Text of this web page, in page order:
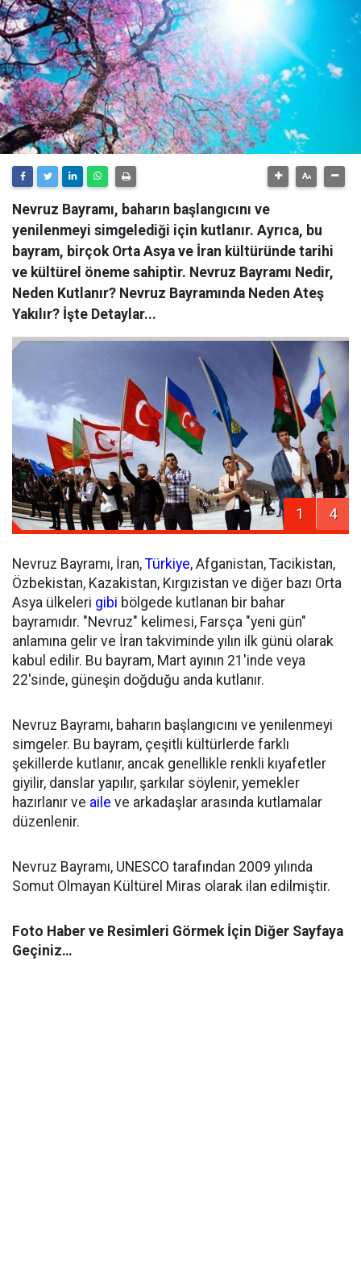
Nevruz Bayramı, baharın başlangıcını ve
yenilenmeyi simgelediği için kutlanır. Ayrıca, bu
bayram, birçok Orta Asya ve İran kültüründe tarihi
ve kültürel öneme sahiptir. Nevruz Bayramı Nedir,
Neden Kutlanır? Nevruz Bayramında Neden Ateş
Yakılır? İşte Detaylar...
1 4
Nevruz Bayramı, İran, Türkiye, Afganistan, Tacikistan,
Özbekistan, Kazakistan, Kırgızistan ve diğer bazı Orta
Asya ülkeleri gibi bölgede kutlanan bir bahar
bayramıdır. "Nevruz" kelimesi, Farsça "yeni gün"
anlamına gelir ve İran takviminde yılın ilk günü olarak
kabul edilir. Bu bayram, Mart ayının 21'inde veya
22'sinde, güneşin doğduğu anda kutlanır.
Nevruz Bayramı, baharın başlangıcını ve yenilenmeyi
simgeler. Bu bayram, çeşitli kültürlerde farklı
şekillerde kutlanır, ancak genellikle renkli kıyafetler
giyilir, danslar yapılır, şarkılar söylenir, yemekler
hazırlanır ve aile ve arkadaşlar arasında kutlamalar
düzenlenir.
Nevruz Bayramı, UNESCO tarafından 2009 yılında
Somut Olmayan Kültürel Miras olarak ilan edilmiştir.
Foto Haber ve Resimleri Görmek İçin Diğer Sayfaya
Geçiniz…